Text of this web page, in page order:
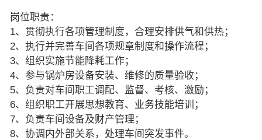
岗位职责：
1、贯彻执行各项管理制度，合理安排供气和供热；
2、执行并完善车间各项规章制度和操作流程；
3、组织实施节能降耗工作；
4、参与锅炉房设备安装、维修的质量验收；
5、负责对车间职工调配、监督、考核、激励；
6、组织职工开展思想教育、业务技能培训；
7、负责车间设备及财产管理；
8、协调内外部关系，处理车间突发事件。